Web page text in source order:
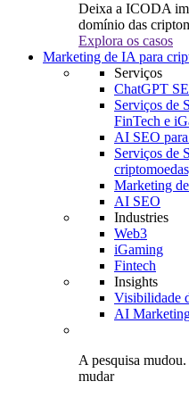
Deixa a ICODA
domínio das
Explora os casos
Marketing de IA para
Serviços
ChatGPT
Serviços de
FinTech e
AI SEO
Serviços de
Marketing
AI SEO
Industries
Web3
iGaming
Fintech
Insights
Visibilidade
AI
A pesquisa mudou.
mudar